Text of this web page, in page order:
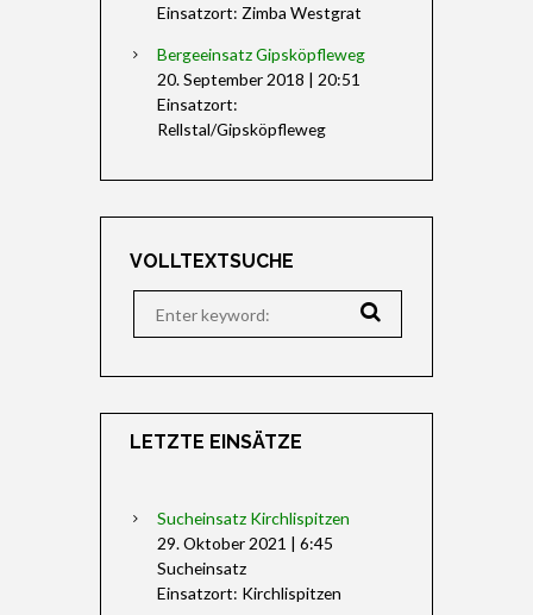
Einsatzort: Zimba Westgrat
Bergeeinsatz Gipsköpfleweg
20. September 2018 | 20:51
Einsatzort:
Rellstal/Gipsköpfleweg
VOLLTEXTSUCHE
LETZTE EINSÄTZE
Sucheinsatz Kirchlispitzen
29. Oktober 2021 | 6:45
Sucheinsatz
Einsatzort: Kirchlispitzen